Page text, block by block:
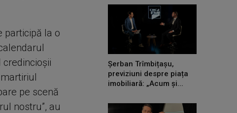
participă la o
pe scenă
nostru”, au
Șerban Trîmbițașu,
previziuni despre piața
imobiliară: „Acum și...